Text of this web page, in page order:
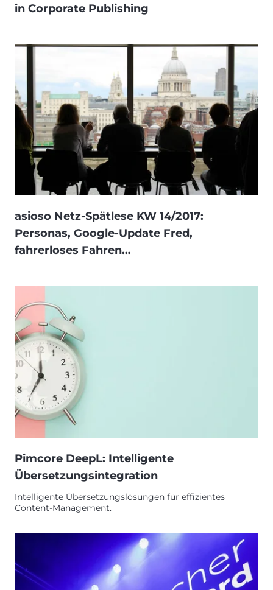
in Corporate Publishing
asioso Netz-Spätlese KW 14/2017:
Personas, Google-Update Fred,
fahrerloses Fahren…
Pimcore DeepL: Intelligente
Übersetzungsintegration
Intelligente Übersetzungslösungen für effizientes
Content-Management.